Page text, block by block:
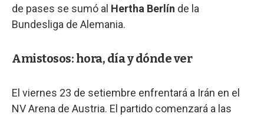
de pases se sumó al Hertha Berlín de la
Bundesliga de Alemania.
Amistosos: hora, día y dónde ver
El viernes 23 de setiembre enfrentará a Irán en el
NV Arena de Austria. El partido comenzará a las